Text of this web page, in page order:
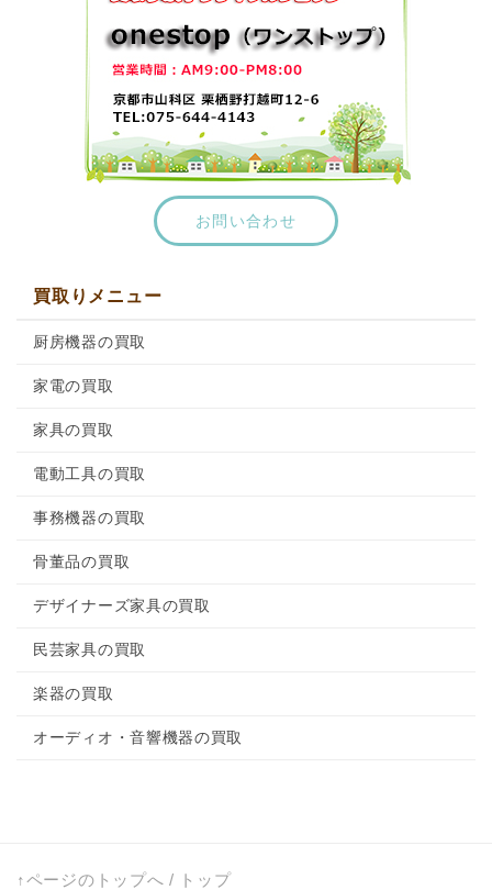
ホシザキ製品の出張買取
リサイクル！出張買取
事務機器の買取
業務用 冷凍庫の出張買取
冷蔵ショーケースの出張買取
冷蔵庫の出張買取
厨房機器の買取
ストップ
ストップ
家具の買取
ストップ
東近江市で不用品買取のリサイクルショップならワ
栗東市で不用品買取のリサイクルショップならワン
ストップ
湖南市で不用品買取のリサイクルショップならワン
ストップ
お問い合わせ
買取りメニュー
厨房機器の買取
家電の買取
家具の買取
電動工具の買取
事務機器の買取
骨董品の買取
デザイナーズ家具の買取
民芸家具の買取
楽器の買取
オーディオ・音響機器の買取
↑ページのトップへ / トップ